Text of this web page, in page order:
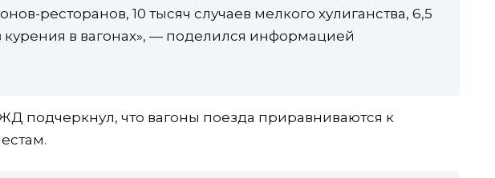
ресторанов, 10 тысяч случаев мелкого хулиганства, 6,5
курения в вагонах», — поделился информацией
подчеркнул, что вагоны поезда приравниваются к